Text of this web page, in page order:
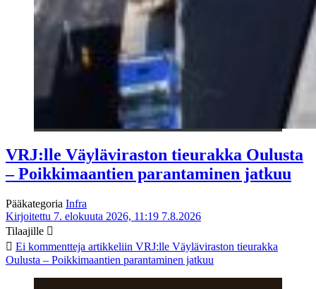
VRJ:lle Väyläviraston tieurakka Oulusta
– Poikkimaantien parantaminen jatkuu
Pääkategoria Infra
Kirjoitettu 7. elokuuta 2026, 11:19 7.8.2026
Tilaajille
Ei kommentteja artikkeliin VRJ:lle Väyläviraston tieurakka
Oulusta – Poikkimaantien parantaminen jatkuu